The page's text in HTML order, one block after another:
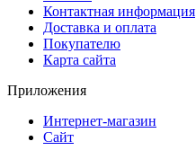
Контактная информация
Доставка и оплата
Покупателю
Карта сайта
Приложения
Интернет-магазин
Сайт